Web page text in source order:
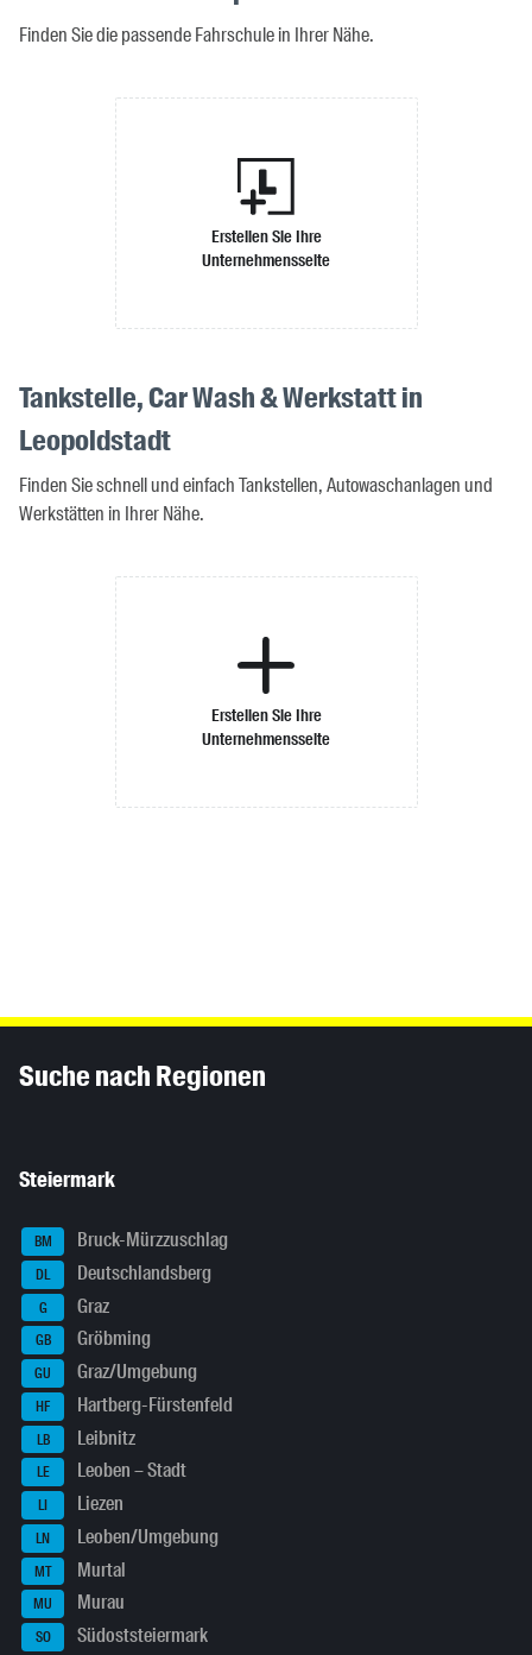
Finden Sie die passende Fahrschule in Ihrer Nähe.
Erstellen Sie Ihre
Unternehmensseite
Tankstelle, Car Wash & Werkstatt in
Leopoldstadt
Finden Sie schnell und einfach Tankstellen, Autowaschanlagen und
Werkstätten in Ihrer Nähe.
Erstellen Sie Ihre
Unternehmensseite
Suche nach Regionen
Steiermark
BM Bruck-Mürzzuschlag
DL Deutschlandsberg
G Graz
GB Gröbming
GU Graz/Umgebung
HF Hartberg-Fürstenfeld
LB Leibnitz
LE Leoben – Stadt
LI Liezen
LN Leoben/Umgebung
MT Murtal
MU Murau
SO Südoststeiermark